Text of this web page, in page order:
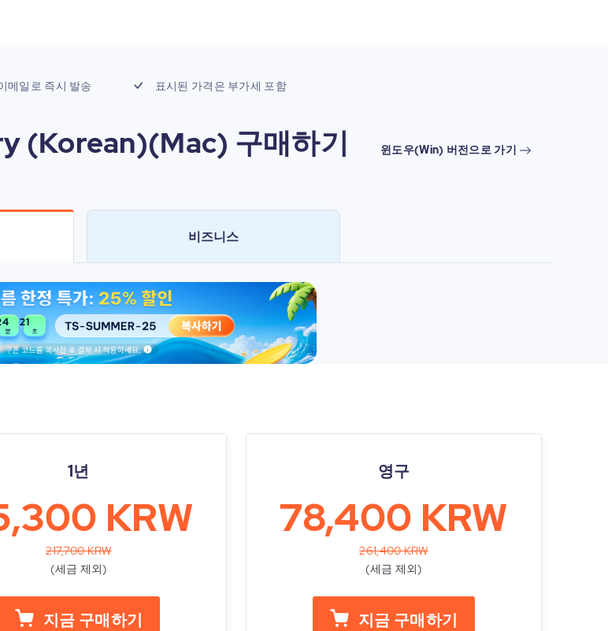
메일로 즉시 발송 표시된 가격은 부가세 포함
(Korean)(Mac) 구매하기 윈도우(Win) 버전으로 가기
비즈니스
20
1년
KRW
217,700 KRW
(세금 제외)
지금 구매하기
영구
78,400 KRW
261,400 KRW
(세금 제외)
지금 구매하기